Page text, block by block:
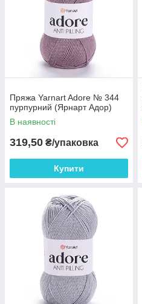
Пряжа Yarnart Adore № 344
пурпурний (Ярнарт Адор)
В наявності
319,50 ₴/упаковка
Купити